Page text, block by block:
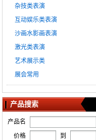
杂技类表演
互动娱乐类表演
沙画水影画表演
激光类表演
艺术展示类
展会常用
产品搜索
产品名
价格
到